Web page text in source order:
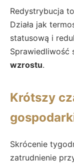
Redystrybucja
Działa jak
statusową i
Sprawiedliwość
wzrostu.
Krótszy
Skrócenie
zatrudnienie